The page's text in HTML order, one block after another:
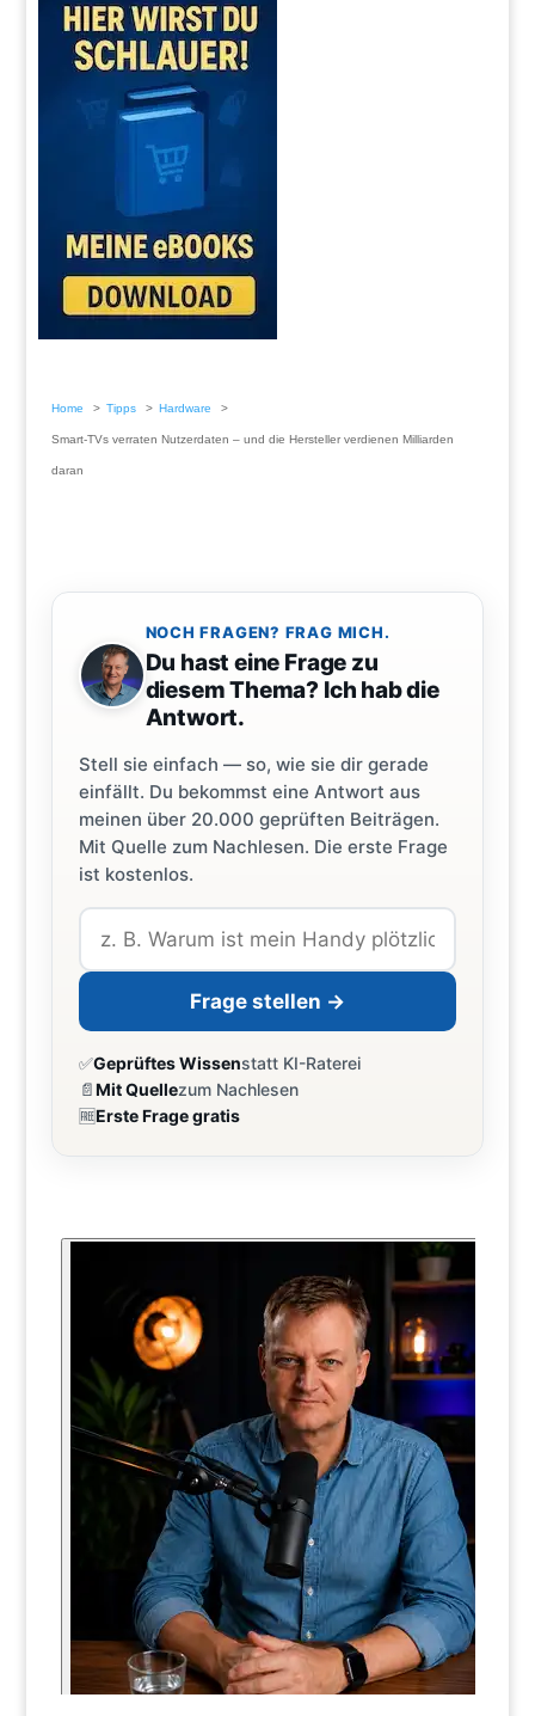
Home Tipps Hardware
Smart-TVs verraten Nutzerdaten – und die Hersteller verdienen Milliarden
daran
NOCH FRAGEN? FRAG MICH.
Du hast eine Frage zu
diesem Thema? Ich hab die
Antwort.
Stell sie einfach — so, wie sie dir gerade
einfällt. Du bekommst eine Antwort aus
meinen über 20.000 geprüften Beiträgen.
Mit Quelle zum Nachlesen. Die erste Frage
ist kostenlos.
Frage stellen →
✅Geprüftes Wissenstatt KI-Raterei
📄Mit Quellezum Nachlesen
🆓Erste Frage gratis